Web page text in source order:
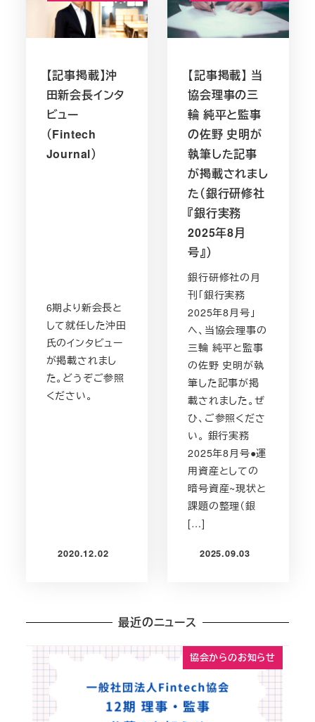
【記事掲載】沖
田新会長インタ
ビュー
（Fintech
Journal）
6期より新会長と
して就任した沖田
氏のインタビュー
が掲載されまし
た。どうぞご参照
ください。
投稿日
2020.12.02
【記事掲載】 当
協会理事の三
輪 純平と監事
の佐野 史明が
執筆した記事
が掲載されまし
た（銀行研修社
『銀行実務
2025年8月
号』）
銀行研修社の月
刊「銀行実務
2025年8月号」
へ、当協会理事の
三輪 純平と監事
の佐野 史明が執
筆した記事が掲
載されました。ぜ
ひ、ご参照くださ
い。 銀行実務
2025年8月号●運
用資産としての
暗号資産~現状と
課題の整理（銀
[…]
投稿日
2025.09.03
最近のニュース
協会からのお知らせ